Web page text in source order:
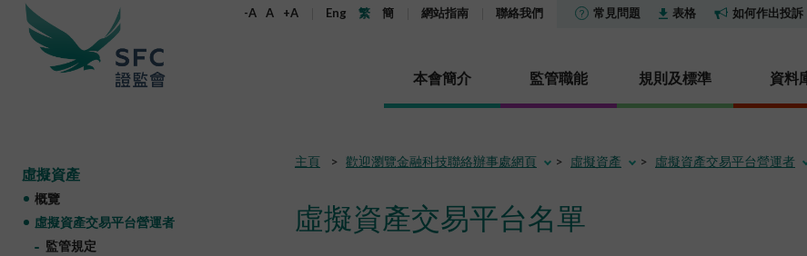
-A A +A Eng 繁 簡 網站指南 聯絡我們 常見問題 表格 如何作出投訴
本會簡介 監管職能 規則及標準 資料
監管角色
監管目標
機構管治
管治架構
企業活動
雙重存檔
產品
公開發售的投資產品列表
法例
守則及指引
《證券及期貨條例》第XV部—披露
權益
機構刊物
證監會2024至2026年策略重點
通訊
執法通訊
新聞稿
所有新聞稿
政策聲明及公布
股權高度集中公布
為何選擇證監會
在職人士加入本會
監管角色
監管目標
虛擬資產
概覽
虛擬資產交易平台營運者
監管規定
主頁 歡迎瀏覽金融科技聯絡辦事處網頁 虛擬資產 虛擬資產交易平台營運者
虛擬資產交易平台名單